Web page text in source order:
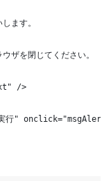
ます。
ザを閉じてください。
/>
行"